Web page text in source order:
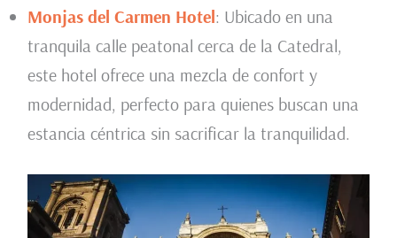
Monjas del Carmen Hotel: Ubicado en una
tranquila calle peatonal cerca de la Catedral,
este hotel ofrece una mezcla de confort y
modernidad, perfecto para quienes buscan una
estancia céntrica sin sacrificar la tranquilidad.